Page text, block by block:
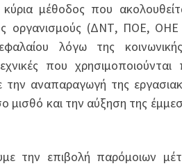
μέθοδος που
οργανισμούς (ΔΝΤ, ΠΟΕ,
λόγω της
που
αναπαραγωγή της
μισθό και την αύξηση της
την επιβολή παρόμοιων